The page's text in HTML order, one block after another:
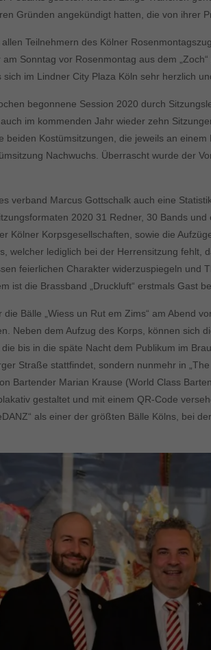
Gründen angekündigt hatten, die von ihrer
Teilnehmern des Kölner
Sonntag vor Rosenmontag aus dem
im Lindner City Plaza Köln sehr herzlich
begonnene Session 2020 durch
im kommenden Jahr wieder zehn
Kostümsitzungen, die jeweils an
Nachwuchs. Überrascht wurde der
verband Marcus Gottschalk auch eine
2020 31 Redner, 30 Bands
Kölner Korpsgesellschaften, sowie die
welcher lediglich bei der Herrensitzung
feierlichen Charakter widerzuspiegeln und
ist die Brassband „Druckluft“ erstmals Gast
Bälle „Wiess un Rut em Zims“ am Abend
Neben dem Aufzug des Korps, können
die bis in die späte Nacht dem Publikum im
Straße stattfindet, sondern nunmehr in
Bartender Marian Krause (World Class
gestaltet und mit einem QR-Code
als einer der größten Bälle Kölns, bei